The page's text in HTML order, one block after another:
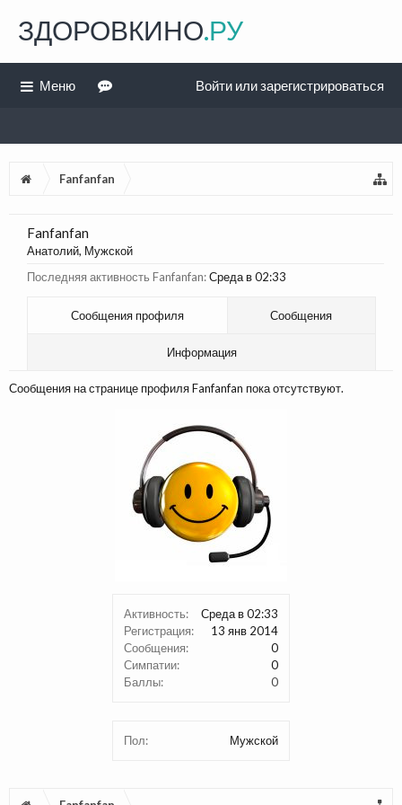
Fanfanfan
Активность:
Среда в 02:33
Регистрация:
13 янв 2014
Сообщения:
0
Симпатии:
0
Баллы:
0
Пол: Мужской
Fanfanfan
Анатолий, Мужской
Последняя активность Fanfanfan:Среда в 02:33
Сообщения профиля Сообщения
Информация
Сообщения на странице профиля Fanfanfan пока отсутствуют.
ЗДОРОВКИНО.РУ
Меню Войти или зарегистрироваться